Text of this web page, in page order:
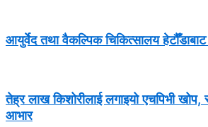
आयुर्वेद तथा वैकल्पिक चिकित्सालय
तेह्र लाख किशोरीलाई लगाइयो एचपिभी खोप,
आभार